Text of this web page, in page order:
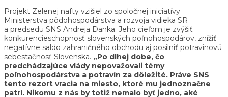
Projekt Zelenej nafty vzišiel zo spoločnej iniciatívy
Ministerstva pôdohospodárstva a rozvoja vidieka SR
a predsedu SNS Andreja Danka. Jeho cieľom je zvýšiť
konkurencieschopnosť slovenských poľnohospodárov, znížiť
negatívne saldo zahraničného obchodu aj posilniť potravinovú
sebestačnosť Slovenska. „Po dlhej dobe, čo
predchádzajúce vlády nepovažovali témy
poľnohospodárstva a potravín za dôležité. Práve SNS
tento rezort vracia na miesto, ktoré mu jednoznačne
patrí. Nikomu z nás by totiž nemalo byť jedno, aké